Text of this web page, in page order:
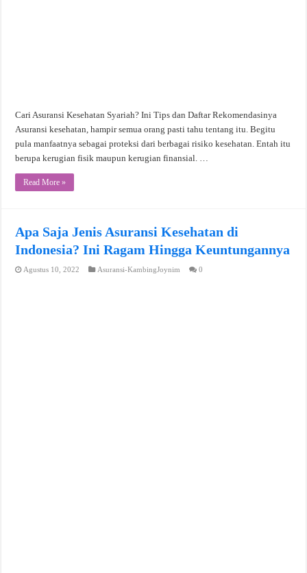
Cari Asuransi Kesehatan Syariah? Ini Tips dan Daftar Rekomendasinya
Asuransi kesehatan, hampir semua orang pasti tahu tentang itu. Begitu
pula manfaatnya sebagai proteksi dari berbagai risiko kesehatan. Entah itu
berupa kerugian fisik maupun kerugian finansial. …
Read More »
Apa Saja Jenis Asuransi Kesehatan di
Indonesia? Ini Ragam Hingga Keuntungannya
Agustus 10, 2022 Asuransi-KambingJoynim 0